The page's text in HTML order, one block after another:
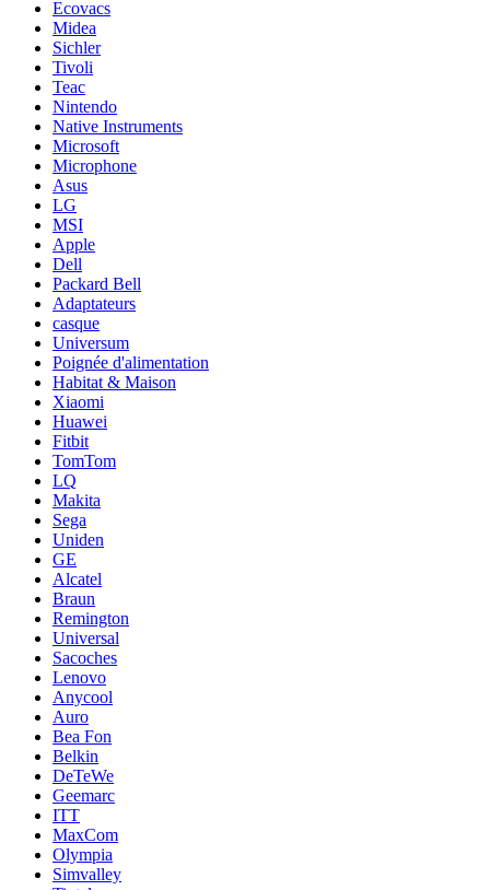
Ecovacs
Midea
Sichler
Tivoli
Teac
Nintendo
Native Instruments
Microsoft
Microphone
Asus
LG
MSI
Apple
Dell
Packard Bell
Adaptateurs
casque
Universum
Poignée d'alimentation
Habitat & Maison
Xiaomi
Huawei
Fitbit
TomTom
LQ
Makita
Sega
Uniden
GE
Alcatel
Braun
Remington
Universal
Sacoches
Lenovo
Anycool
Auro
Bea Fon
Belkin
DeTeWe
Geemarc
ITT
MaxCom
Olympia
Simvalley